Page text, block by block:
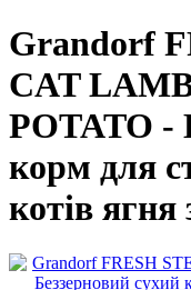
Grandorf
CAT
POTATO -
корм для
котів ягня